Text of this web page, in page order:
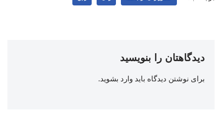
دیدگاهتان را بنویسید
برای نوشتن دیدگاه باید وارد بشوید.